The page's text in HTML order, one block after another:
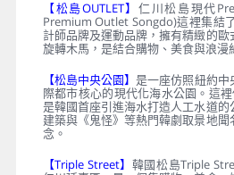
【松島OUTLET】仁川松島現代
Premium Outlet Songdo)這裡集結
計師品牌及運動品牌，擁有精緻的
旋轉木馬，是結合購物、美食與浪漫
【松島中央公園】是一座仿照紐約中
際都市核心的現代化海水公園。這
是韓國首座引進海水打造人工水道
建築與《鬼怪》等熱門韓劇取景地
念。
【Triple Street】 韓國松島Triple